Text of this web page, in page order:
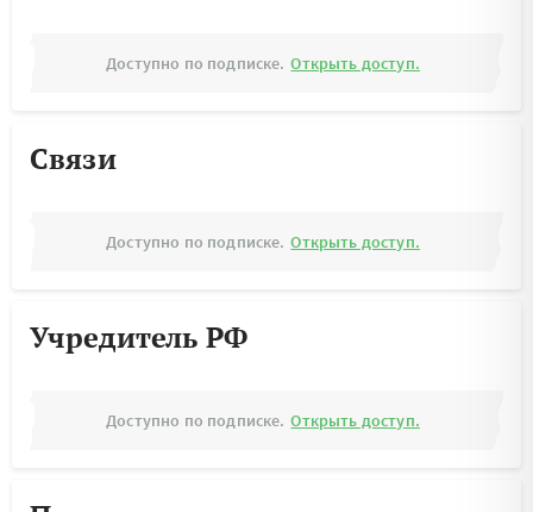
Доступно по подписке. Открыть доступ.
Связи
Доступно по подписке. Открыть доступ.
Учредитель РФ
Доступно по подписке. Открыть доступ.